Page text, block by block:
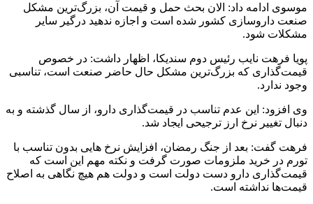
موسوی ادامه داد: الان بحث حمل و قیمت آن، بزرگ‌ترین مشکل
صنعت داروسازی کشور شده است و اجازه ندهید درگیر سایر
مشکلات شود.
پویا فرهت نایب رئیس دوم سندیکا، اظهار داشت: در خصوص
قیمت‌گذاری که بزرگ‌ترین مشکل حال حاضر صنعت است، تناسبی
وجود ندارد.
وی افزود: این عدم تناسب در قیمت‌گذاری دارو، از سال گذشته و به
دنبال تغییر نرخ ارز ترجیحی ایجاد شد.
فرهت گفت: بعد از جنگ رمضان، افزایش نرخ هایی بدون تناسب با
تورم در خرید ملزومات صورت گرفت و نکته مهم این است که
قیمت‌گذاری دارو دست دولت است و دولت هم هیچ نگاهی به اصلاح
قیمت‌ها نداشته است.